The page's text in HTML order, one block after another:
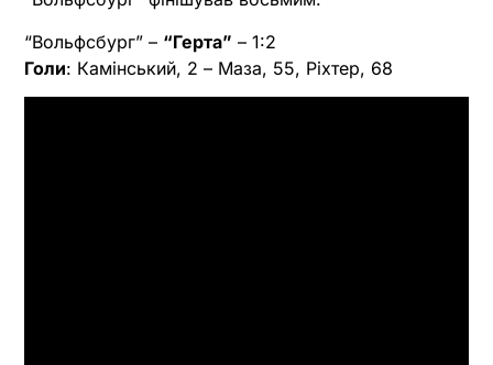
“Вольфсбург” – “Герта” – 1:2
Голи: Камінський, 2 – Маза, 55, Ріхтер, 68